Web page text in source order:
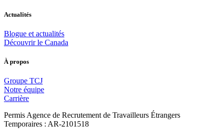
Actualités
Blogue et actualités
Découvrir le Canada
À propos
Groupe TCJ
Notre équipe
Carrière
Permis Agence de Recrutement de Travailleurs Étrangers
Temporaires : AR-2101518